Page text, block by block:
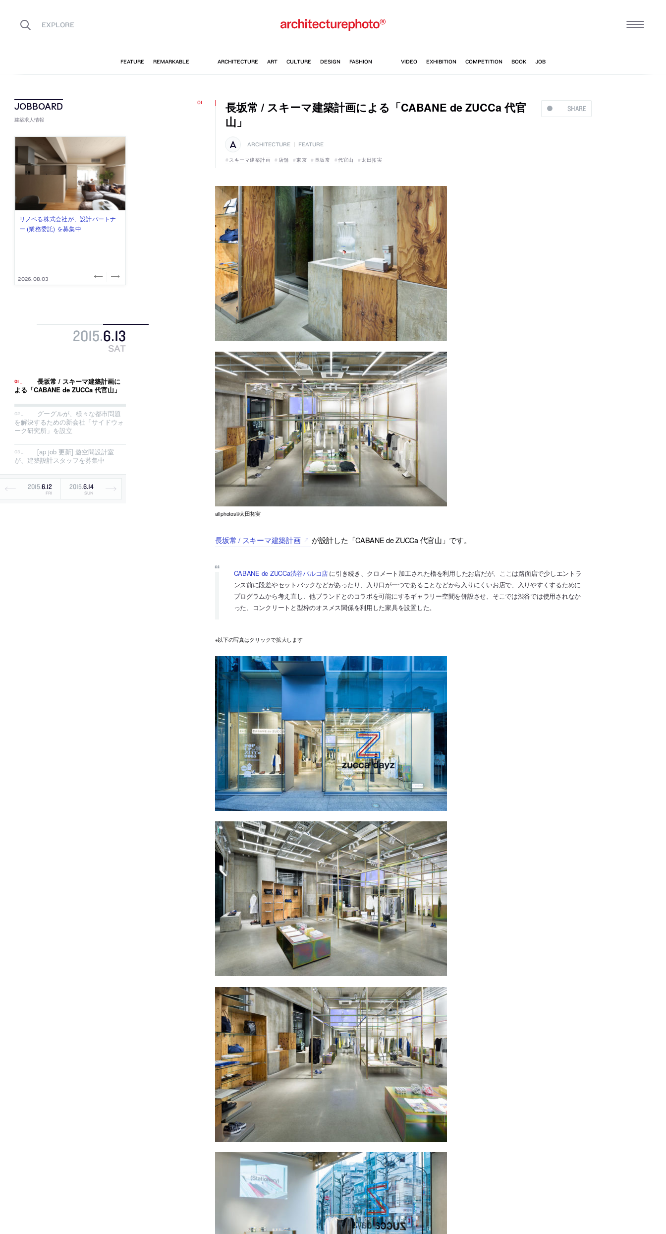
建築求人情報
佐々木慧が主宰する「axonometric株
式会社」が、設計スタッフ（経験
2026.08.07
古民家を軸に全国で“価値循環の仕組
み”を作り、リモートワーク主体の働
2026.08.03
リノベる株式会社が、設計パートナ
ー (業務委託) を募集中
2026.08.03
社会への影響力のある建築を手掛
け、スタッフ同士で助け合う環境づ
2026.07.31
代官山を拠点に活動する「梅澤竜也 /
ALA INC.」が、設計スタッフ・アル
2026.07.30
2015.6.13
SAT
長坂常 / スキーマ建築計画に
よる「CABANE de ZUCCa 代官山」
グーグルが、様々な都市問題
を解決するための新会社「サイドウォ
ーク研究所」を設立
[ap job 更新] 遊空間設計室
が、建築設計スタッフを募集中
2015.6.12
FRI
2015.6.14
SUN
SHARE
長坂常 / スキーマ建築計画による「CABANE de ZUCCa 代官
山」
ARCHITECTURE FEATURE
スキーマ建築計画 店舗 東京 長坂常 代官山 太田拓実
all photos©太田拓実
長坂常 / スキーマ建築計画 が設計した「CABANE de ZUCCa 代官山」です。
CABANE de ZUCCa渋谷パルコ店に引き続き、クロメート加工された櫓を利用したお店だが、ここは路面店で少しエントラ
ンス前に段差やセットバックなどがあったり、入り口が一つであることなどから入りにくいお店で、入りやすくするために
プログラムから考え直し、他ブランドとのコラボを可能にするギャラリー空間を併設させ、そこでは渋谷では使用されなか
った、コンクリートと型枠のオスメス関係を利用した家具を設置した。
※以下の写真はクリックで拡大します